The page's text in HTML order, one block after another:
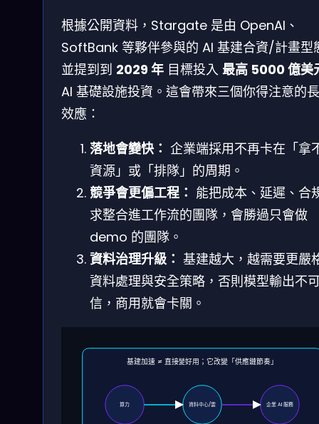
根據公開資料，Stargate 是由 OpenAI、
SoftBank 等夥伴參與的 AI 基建合資/計畫型
並提到到 2029 年 目標投入 最高 5000 億美
AI 基礎設施投資。這會帶來三個你得注意的
效應：
落地會變快： 企業端採用不再卡在「拿
資源」或「排隊」的周期。
競爭會更偏工程： 能把成本、延遲、合
求整合進工作流的團隊，會勝過只會做
demo 的團隊。
資料治理升級： 基建越大，越需要更嚴
資料處理與安全策略，否則模型輸出不
信，商用就會卡關。
基建加速 ≠ 直接變好用；它改變「供應鏈節奏」
算力 資料中心/雲 企業 AI 服務